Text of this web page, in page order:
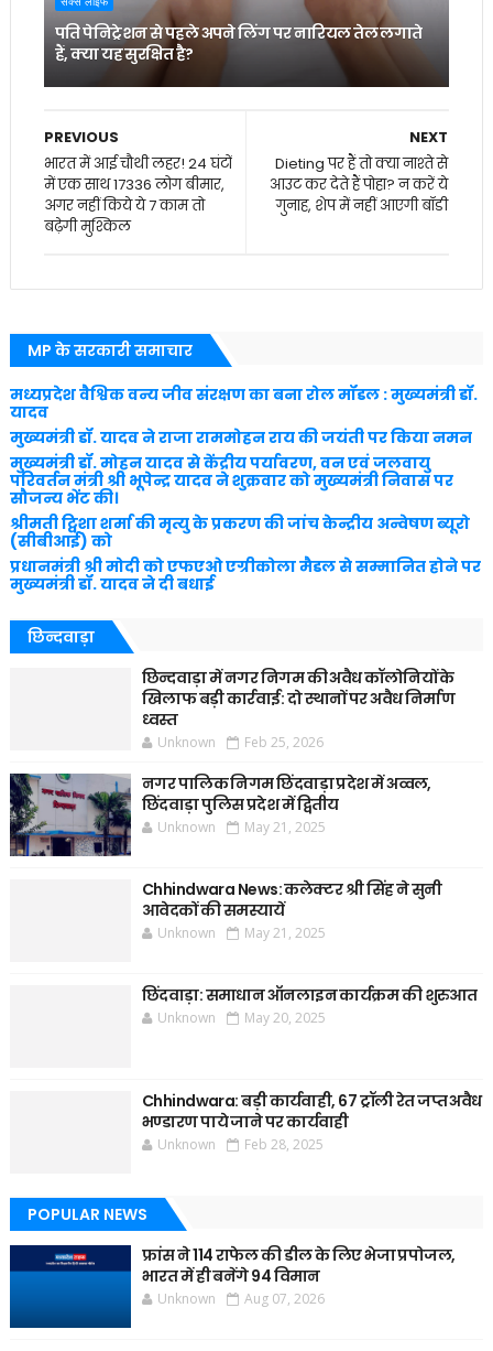
पति पेनिट्रेशन से पहले अपने लिंग पर नारियल तेल लगाते
हैं, क्या यह सुरक्षित है?
NEXT
Dieting पर हैं तो क्‍या नाश्‍ते से
आउट कर देते हैं पोहा? न करें ये
गुनाह, शेप में नहीं आएगी बॉडी
PREVIOUS
भारत में आई चौथी लहर! 24 घंटों
में एक साथ 17336 लोग बीमार,
अगर नहीं किये ये 7 काम तो
बढ़ेगी मुश्किल
MP के सरकारी समाचार
मध्यप्रदेश वैश्विक वन्य जीव संरक्षण का बना रोल मॉडल : मुख्यमंत्री डॉ.
यादव
मुख्यमंत्री डॉ. यादव ने राजा राममोहन राय की जयंती पर किया नमन
मुख्यमंत्री डॉ. मोहन यादव से केंद्रीय पर्यावरण, वन एवं जलवायु
परिवर्तन मंत्री श्री भूपेन्द्र यादव ने शुक्रवार को मुख्यमंत्री निवास पर
सौजन्य भेंट की।
श्रीमती ट्विशा शर्मा की मृत्यु के प्रकरण की जांच केन्द्रीय अन्वेषण ब्यूरो
(सीबीआई) को
प्रधानमंत्री श्री मोदी को एफएओ एग्रीकोला मैडल से सम्मानित होने पर
मुख्यमंत्री डॉ. यादव ने दी बधाई
छिन्दवाड़ा
छिन्दवाड़ा में नगर निगम की अवैध कॉलोनियों के
खिलाफ बड़ी कार्रवाई: दो स्थानों पर अवैध निर्माण
ध्वस्त
Unknown Feb 25, 2026
नगर पालिक निगम छिंदवाड़ा प्रदेश में अव्वल,
छिंदवाड़ा पुलिस प्रदेश में द्वितीय
Unknown May 21, 2025
Chhindwara News: कलेक्टर श्री सिंह ने सुनी
आवेदकों की समस्यायें
Unknown May 21, 2025
छिंदवाड़ा: समाधान ऑनलाइन कार्यक्रम की शुरुआत
Unknown May 20, 2025
Chhindwara: बड़ी कार्यवाही, 67 ट्रॉली रेत जप्त अवैध
भण्डारण पाये जाने पर कार्यवाही
Unknown Feb 28, 2025
POPULAR NEWS
फ्रांस ने 114 राफेल की डील के लिए भेजा प्रपोजल,
भारत में ही बनेंगे 94 विमान
Unknown Aug 07, 2026